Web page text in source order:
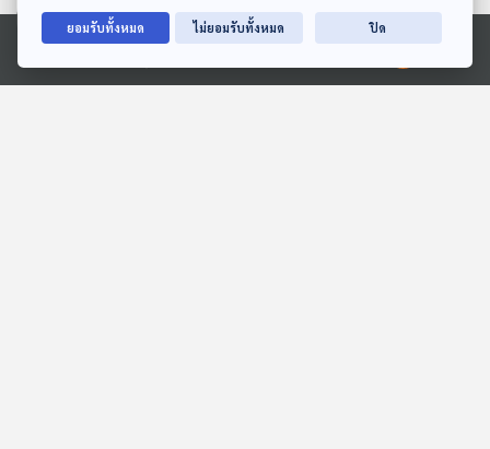
Ⓒ 2020 องค์การกระจายเสียงและแพร่ภาพสาธารณะแห่งประเทศไทย
34:23
EP. 196: อาภาภร หอมพวง
EP. 1171: อายุ 30 ปีขึ้นไป
ยอมรับทั้งหมด ไม่ยอมรับทั้งหมด ปิด